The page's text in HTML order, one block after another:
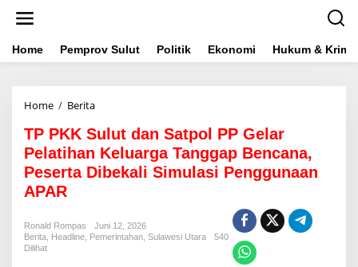
t
Home Pemprov Sulut Politik Ekonomi Hukum &
Home / Berita
P
K
K
S
u
t
TP PKK Sulut dan Satpol PP Gelar
Pelatihan Keluarga Tanggap Bencana,
Peserta Dibekali Simulasi Penggunaan
APAR
Ronald Rompas
Juni 12, 2026
Berita Headline Pemerintahan Sulawesi Utara
540
Dilihat